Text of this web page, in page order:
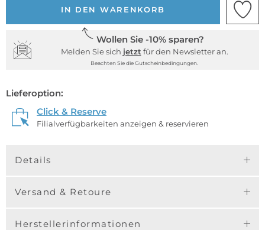
IN DEN WARENKORB
Wollen Sie -10% sparen?
Melden Sie sich jetzt für den Newsletter an.
Beachten Sie die Gutscheinbedingungen.
Lieferoption:
Click & Reserve
Filialverfügbarkeiten anzeigen & reservieren
Details
Versand & Retoure
Herstellerinformationen